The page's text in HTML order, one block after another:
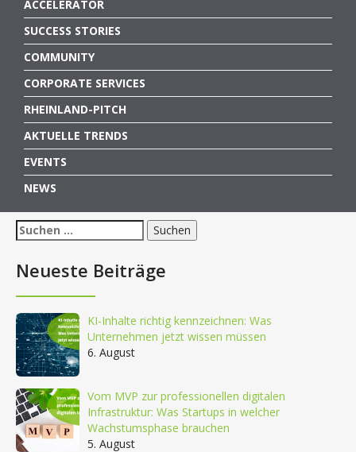
ACCELERATOR
SUCCESS STORIES
COMMUNITY
CORPORATE SERVICES
RHEINLAND-PITCH
AKTUELLE TRENDS
EVENTS
NEWS
Suchen
nach:
Neueste Beiträge
KI-Inhalte richtig kennzeichnen: Was
Unternehmen jetzt wissen müssen
6. August
Vom MVP zur professionellen digitalen
Infrastruktur: Was Startups in welcher
Wachstumsphase brauchen
5. August